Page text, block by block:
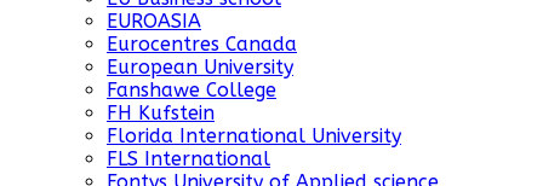
EUROASIA
Eurocentres Canada
European University
Fanshawe College
FH Kufstein
Florida International University
FLS International
Fontys University of Applied science